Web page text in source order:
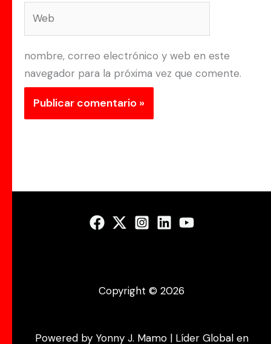
nombre, correo electrónico y web en este
navegador para la próxima vez que comente.
Copyright © 2026
Powered by Yonny J. Mamo | Líder Global en